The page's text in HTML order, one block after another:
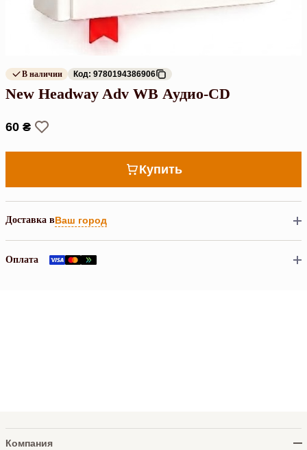
В наличии Код: 9780194386906
New Headway Adv WB Аудио-CD
60 ₴
Купить
Доставка вВаш город
Оплата
Компания